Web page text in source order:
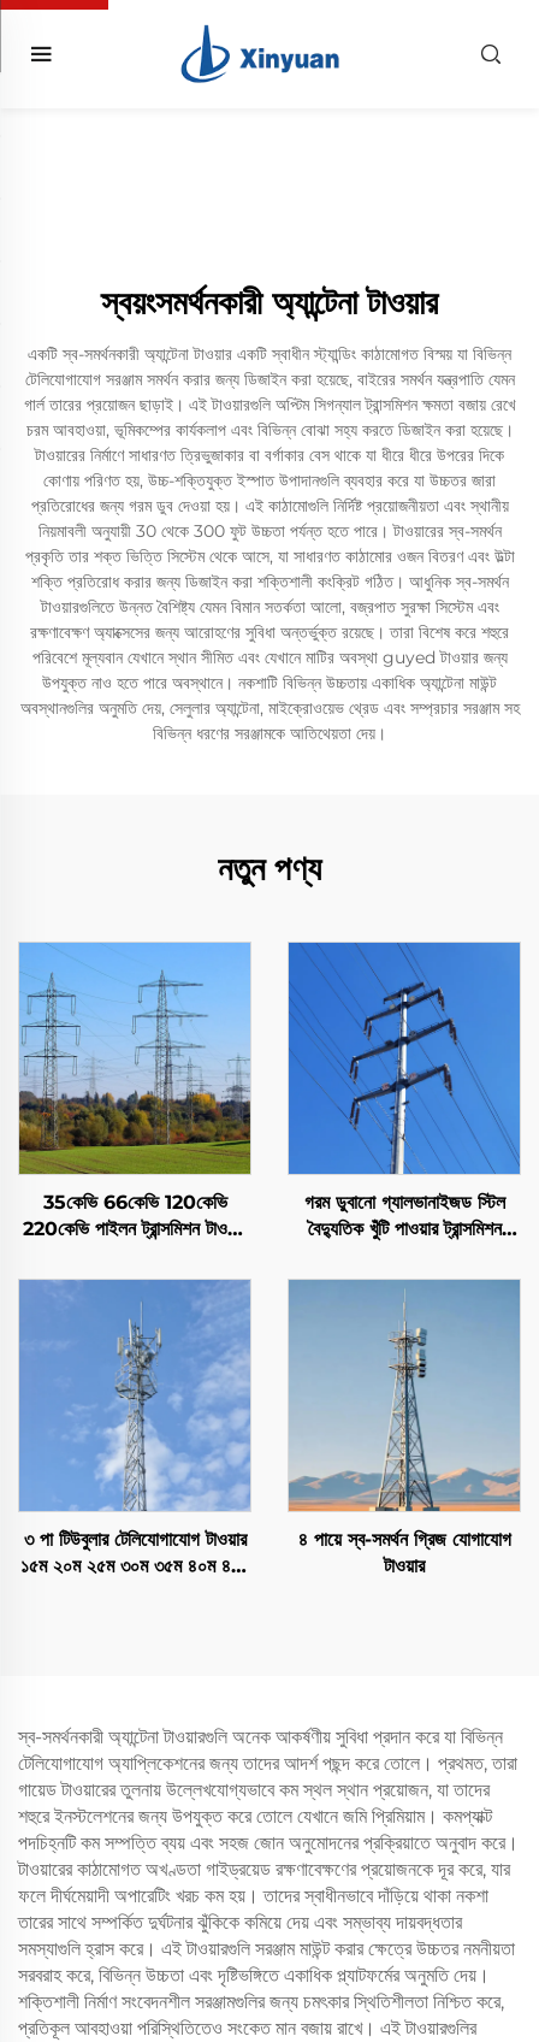
স্বয়ংসমর্থনকারী অ্যান্টেনা টাওয়ার
একটি স্ব-সমর্থনকারী অ্যান্টেনা টাওয়ার একটি স্বাধীন স্ট্যান্ডিং কাঠামোগত বিস্ময় যা বিভিন্ন
টেলিযোগাযোগ সরঞ্জাম সমর্থন করার জন্য ডিজাইন করা হয়েছে, বাইরের সমর্থন যন্ত্রপাতি যেমন
গার্ল তারের প্রয়োজন ছাড়াই। এই টাওয়ারগুলি অপ্টিম সিগন্যাল ট্রান্সমিশন ক্ষমতা বজায় রেখে
চরম আবহাওয়া, ভূমিকম্পের কার্যকলাপ এবং বিভিন্ন বোঝা সহ্য করতে ডিজাইন করা হয়েছে।
টাওয়ারের নির্মাণে সাধারণত ত্রিভুজাকার বা বর্গাকার বেস থাকে যা ধীরে ধীরে উপরের দিকে
কোণায় পরিণত হয়, উচ্চ-শক্তিযুক্ত ইস্পাত উপাদানগুলি ব্যবহার করে যা উচ্চতর জারা
প্রতিরোধের জন্য গরম ডুব দেওয়া হয়। এই কাঠামোগুলি নির্দিষ্ট প্রয়োজনীয়তা এবং স্থানীয়
নিয়মাবলী অনুযায়ী 30 থেকে 300 ফুট উচ্চতা পর্যন্ত হতে পারে। টাওয়ারের স্ব-সমর্থন
প্রকৃতি তার শক্ত ভিত্তি সিস্টেম থেকে আসে, যা সাধারণত কাঠামোর ওজন বিতরণ এবং উল্টা
শক্তি প্রতিরোধ করার জন্য ডিজাইন করা শক্তিশালী কংক্রিট গঠিত। আধুনিক স্ব-সমর্থন
টাওয়ারগুলিতে উন্নত বৈশিষ্ট্য যেমন বিমান সতর্কতা আলো, বজ্রপাত সুরক্ষা সিস্টেম এবং
রক্ষণাবেক্ষণ অ্যাক্সেসের জন্য আরোহণের সুবিধা অন্তর্ভুক্ত রয়েছে। তারা বিশেষ করে শহুরে
পরিবেশে মূল্যবান যেখানে স্থান সীমিত এবং যেখানে মাটির অবস্থা guyed টাওয়ার জন্য
উপযুক্ত নাও হতে পারে অবস্থানে। নকশাটি বিভিন্ন উচ্চতায় একাধিক অ্যান্টেনা মাউন্ট
অবস্থানগুলির অনুমতি দেয়, সেলুলার অ্যান্টেনা, মাইক্রোওয়েভ থ্রেড এবং সম্প্রচার সরঞ্জাম সহ
বিভিন্ন ধরণের সরঞ্জামকে আতিথেয়তা দেয়।
নতুন পণ্য
35কেভি 66কেভি 120কেভি
220কেভি পাইলন ট্রান্সমিশন টাওয়ার
টাওয়ার
গরম ডুবানো গ্যালভানাইজড স্টিল
বৈদ্যুতিক খুঁটি পাওয়ার ট্রান্সমিশন
৩ পা টিউবুলার টেলিযোগাযোগ টাওয়ার
১৫ম ২০ম ২৫ম ৩০ম ৩৫ম ৪০ম ৪৫ম
৪ পায়ে স্ব-সমর্থন গ্রিজ যোগাযোগ
টাওয়ার
স্ব-সমর্থনকারী অ্যান্টেনা টাওয়ারগুলি অনেক আকর্ষণীয় সুবিধা প্রদান করে যা বিভিন্ন
টেলিযোগাযোগ অ্যাপ্লিকেশনের জন্য তাদের আদর্শ পছন্দ করে তোলে। প্রথমত, তারা
গায়েড টাওয়ারের তুলনায় উল্লেখযোগ্যভাবে কম স্থল স্থান প্রয়োজন, যা তাদের
শহুরে ইনস্টলেশনের জন্য উপযুক্ত করে তোলে যেখানে জমি প্রিমিয়াম। কমপ্যাক্ট
পদচিহ্নটি কম সম্পত্তি ব্যয় এবং সহজ জোন অনুমোদনের প্রক্রিয়াতে অনুবাদ করে।
টাওয়ারের কাঠামোগত অখণ্ডতা গাইড্রয়েড রক্ষণাবেক্ষণের প্রয়োজনকে দূর করে, যার
ফলে দীর্ঘমেয়াদী অপারেটিং খরচ কম হয়। তাদের স্বাধীনভাবে দাঁড়িয়ে থাকা নকশা
তারের সাথে সম্পর্কিত দুর্ঘটনার ঝুঁকিকে কমিয়ে দেয় এবং সম্ভাব্য দায়বদ্ধতার
সমস্যাগুলি হ্রাস করে। এই টাওয়ারগুলি সরঞ্জাম মাউন্ট করার ক্ষেত্রে উচ্চতর নমনীয়তা
সরবরাহ করে, বিভিন্ন উচ্চতা এবং দৃষ্টিভঙ্গিতে একাধিক প্ল্যাটফর্মের অনুমতি দেয়।
শক্তিশালী নির্মাণ সংবেদনশীল সরঞ্জামগুলির জন্য চমৎকার স্থিতিশীলতা নিশ্চিত করে,
প্রতিকূল আবহাওয়া পরিস্থিতিতেও সংকেত মান বজায় রাখে। এই টাওয়ারগুলির